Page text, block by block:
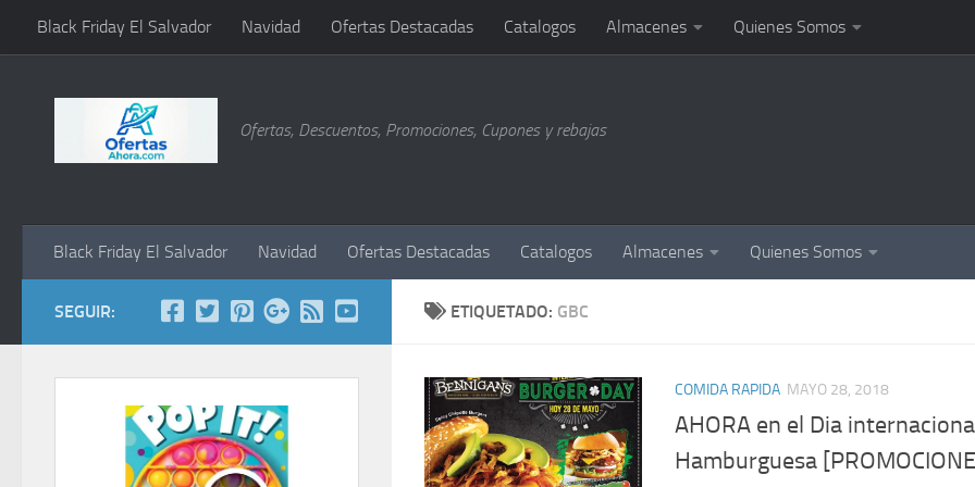
Saltar al contenido
Black Friday El Salvador Navidad Ofertas Destacadas Catalogos Almacenes Quienes Somos
Ofertas, Descuentos, Promociones, Cupones y rebajas
Black Friday El Salvador Navidad Ofertas Destacadas Catalogos Almacenes Quienes Somos
ETIQUETADO: GBC
COMIDA RAPIDA MAYO 28, 2018
AHORA en el Dia
Hamburguesa
SEGUIR: